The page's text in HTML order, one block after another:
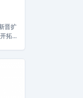
晋扩
拓...